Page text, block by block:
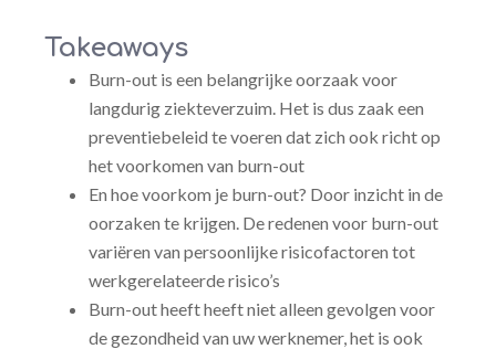
Takeaways
Burn-out is een belangrijke oorzaak voor
langdurig ziekteverzuim. Het is dus zaak een
preventiebeleid te voeren dat zich ook richt op
het voorkomen van burn-out
En hoe voorkom je burn-out? Door inzicht in de
oorzaken te krijgen. De redenen voor burn-out
variëren van persoonlijke risicofactoren tot
werkgerelateerde risico’s
Burn-out heeft heeft niet alleen gevolgen voor
de gezondheid van uw werknemer, het is ook